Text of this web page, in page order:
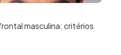
masculina: critérios